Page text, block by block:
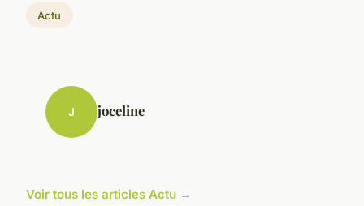
Actu
J joceline
Voir tous les articles Actu →